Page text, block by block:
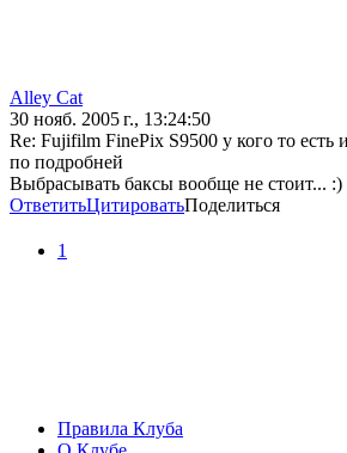
Alley Cat
30 нояб. 2005 г., 13:24:50
Re: Fujifilm FinePix S9500 у кого то есть
по подробней
Выбрасывать баксы вообще не стоит... :)
ОтветитьЦитироватьПоделиться
1
Правила Клуба